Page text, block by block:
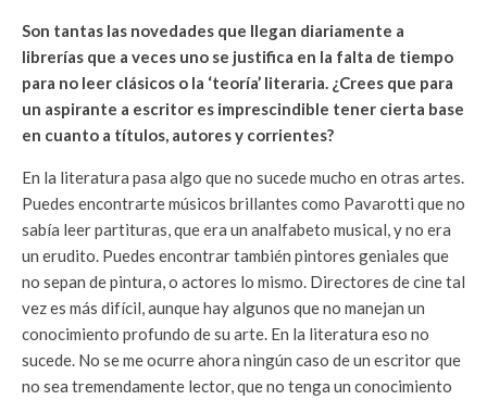
Son tantas las novedades que llegan diariamente a
librerías que a veces uno se justifica en la falta de tiempo
para no leer clásicos o la ‘teoría’ literaria. ¿Crees que para
un aspirante a escritor es imprescindible tener cierta base
en cuanto a títulos, autores y corrientes?
En la literatura pasa algo que no sucede mucho en otras artes.
Puedes encontrarte músicos brillantes como Pavarotti que no
sabía leer partituras, que era un analfabeto musical, y no era
un erudito. Puedes encontrar también pintores geniales que
no sepan de pintura, o actores lo mismo. Directores de cine tal
vez es más difícil, aunque hay algunos que no manejan un
conocimiento profundo de su arte. En la literatura eso no
sucede. No se me ocurre ahora ningún caso de un escritor que
no sea tremendamente lector, que no tenga un conocimiento